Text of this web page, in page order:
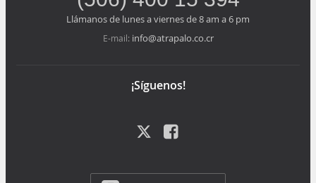
Llámanos de lunes a viernes de 8 am a 6 pm
E-mail: info@atrapalo.co.cr
¡Síguenos!